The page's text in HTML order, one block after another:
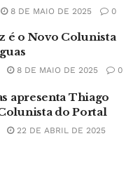
8 DE MAIO DE 2025 0
é o Novo Colunista
8 DE MAIO DE 2025 0
apresenta Thiago
do Portal
22 DE ABRIL DE 2025